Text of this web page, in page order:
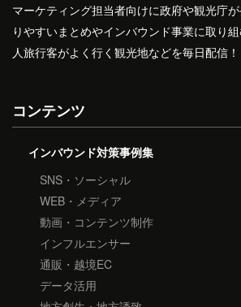
マーケティング担当者向けに政府や観光庁
りやすいまとめやインバウンド事業に取り
人旅行客がよく行く観光地などを毎日配信！
コンテンツ
インバウンド対策事例集
SNS・ソーシャル
WEB・メディア
動画・コンテンツ制作
インフルエンサー
通販・越境EC
データ活用